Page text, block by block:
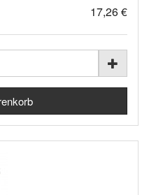
17,26 €